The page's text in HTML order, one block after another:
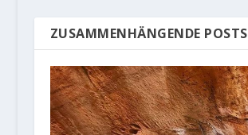
ZUSAMMENHÄNGENDE POSTS